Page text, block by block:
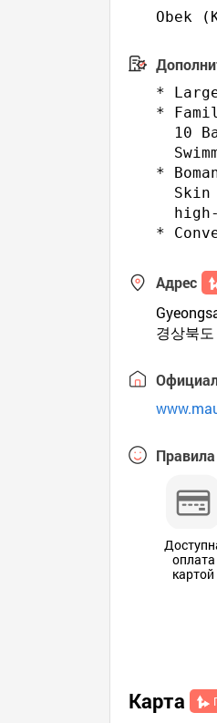
*
*
10
*
Skin
Адрес
경상북
оплата
картой
Карта